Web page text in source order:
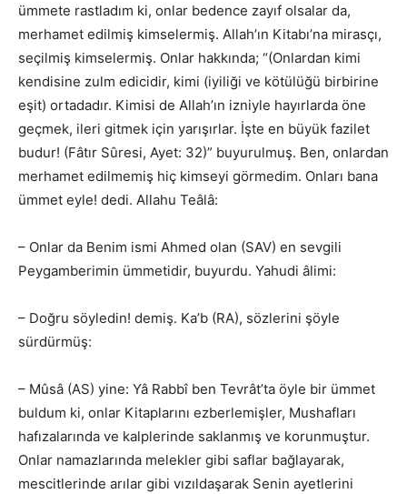
ümmete rastladım ki, onlar bedence zayıf olsalar da,
merhamet edilmiş kimselermiş. Allah’ın Kitabı’na mirasçı,
seçilmiş kimselermiş. Onlar hakkında; “(Onlardan kimi
kendisine zulm edicidir, kimi (iyiliği ve kötülüğü birbirine
eşit) ortadadır. Kimisi de Allah’ın izniyle hayırlarda öne
geçmek, ileri gitmek için yarışırlar. İşte en büyük fazilet
budur! (Fâtır Sûresi, Ayet: 32)” buyurulmuş. Ben, onlardan
merhamet edilmemiş hiç kimseyi görmedim. Onları bana
ümmet eyle! dedi. Allahu Teâlâ:
– Onlar da Benim ismi Ahmed olan (SAV) en sevgili
Peygamberimin ümmetidir, buyurdu. Yahudi âlimi:
– Doğru söyledin! demiş. Ka’b (RA), sözlerini şöyle
sürdürmüş:
– Mûsâ (AS) yine: Yâ Rabbî ben Tevrât’ta öyle bir ümmet
buldum ki, onlar Kitaplarını ezberlemişler, Mushafları
hafızalarında ve kalplerinde saklanmış ve korunmuştur.
Onlar namazlarında melekler gibi saflar bağlayarak,
mescitlerinde arılar gibi vızıldaşarak Senin ayetlerini